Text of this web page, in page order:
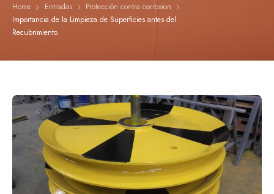
Home Entradas
Protección contra corrosion
Importancia de la Limpieza de Superficies antes del
Recubrimiento